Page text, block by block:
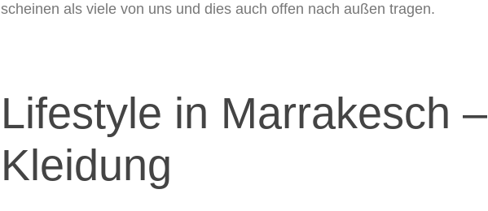
scheinen als viele von uns und dies auch offen nach außen tragen.
Lifestyle in Marrakesch –
Kleidung